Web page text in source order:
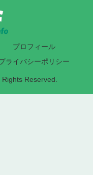
プロフィール
ライバシーポリシー
Reserved.